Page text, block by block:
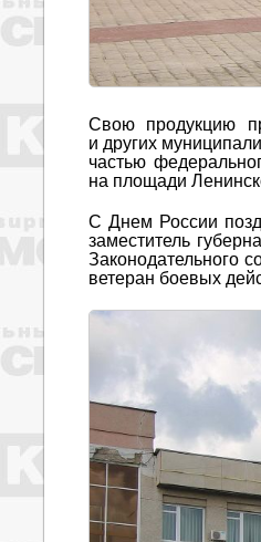
Свою продукцию
и других
частью
на площади
С Днем России
заместитель
Законодательного
ветеран боевых